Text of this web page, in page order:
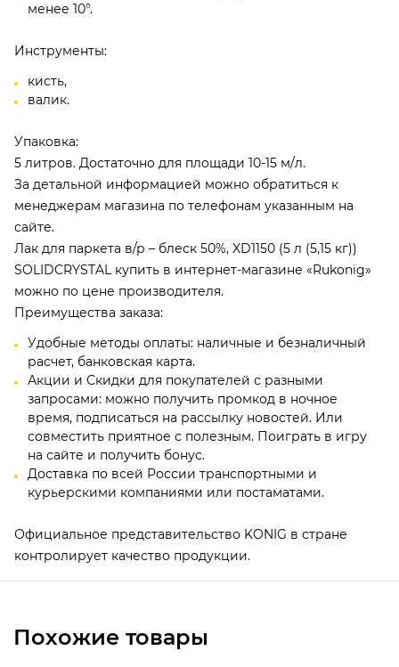
менее 10°.
Инструменты:
кисть,
валик.
Упаковка:
5 литров. Достаточно для площади 10-15 м/л.
За детальной информацией можно обратиться к
менеджерам магазина по телефонам указанным на
сайте.
Лак для паркета в/р – блеск 50%, XD1150 (5 л (5,15 кг))
SOLIDCRYSTAL купить в интернет-магазине «Rukonig»
можно по цене производителя.
Преимущества заказа:
Удобные методы оплаты: наличные и безналичный
расчет, банковская карта.
Акции и Скидки для покупателей с разными
запросами: можно получить промкод в ночное
время, подписаться на рассылку новостей. Или
совместить приятное с полезным. Поиграть в игру
на сайте и получить бонус.
Доставка по всей России транспортными и
курьерскими компаниями или постаматами.
Официальное представительство KONIG в стране
контролирует качество продукции.
Похожие товары